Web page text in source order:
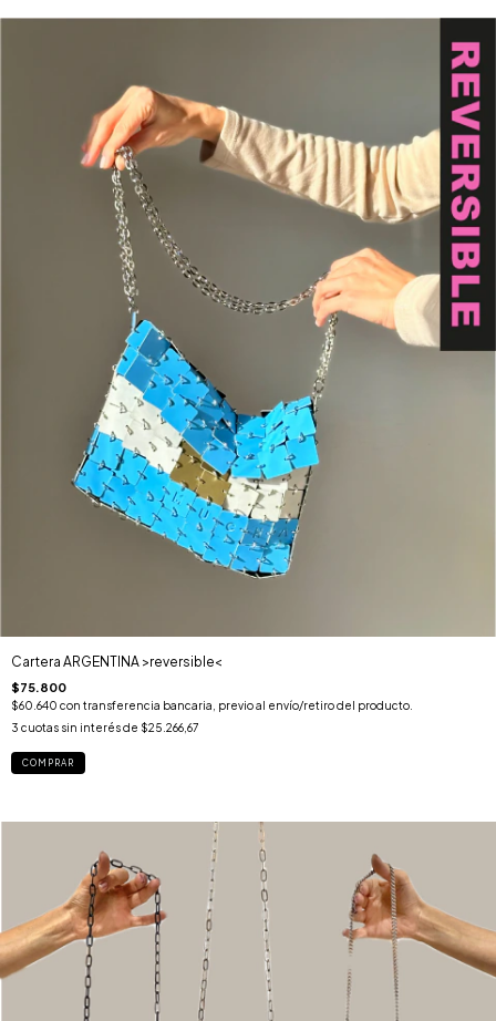
Cartera ARGENTINA >reversible<
$75.800
$60.640 con transferencia bancaria, previo al envío/retiro del producto.
3 cuotas sin interés de $25.266,67